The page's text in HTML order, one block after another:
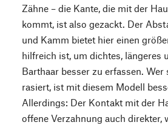
Zähne – die Kante, die mit der
kommt, ist also gezackt. Der
und Kamm bietet hier einen
hilfreich ist, um dichtes, längeres
Barthaar besser zu erfassen.
rasiert, ist mit diesem Modell
Allerdings: Der Kontakt mit der
offene Verzahnung auch direkter,